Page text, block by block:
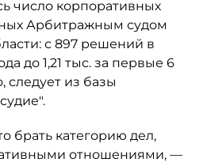
число корпоративных
Арбитражным судом
с 897 решений в
до 1,21 тыс. за первые 6
из базы
брать категорию дел,
отношениями, —